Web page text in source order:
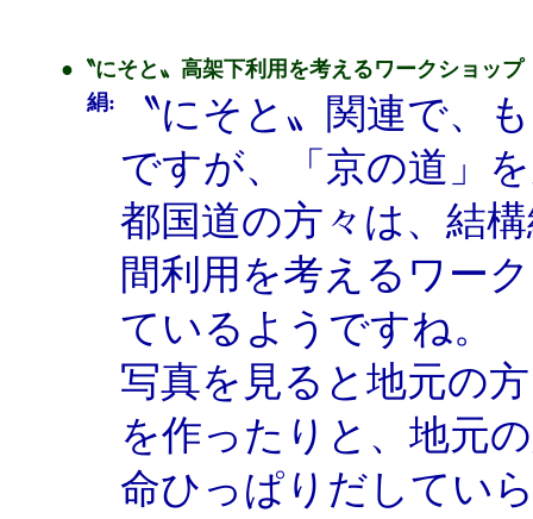
●〝にそと〟高架下利用を考えるワークショップ
絹:
〝にそと〟関連で、
ですが、「京の道」
都国道の方々は、結
間利用を考えるワー
ているようですね。
写真を見ると地元の
を作ったりと、地元
命ひっぱりだしてい